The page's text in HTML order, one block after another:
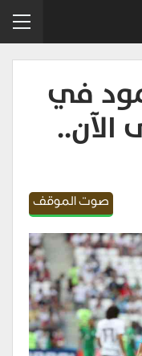
في
صوت الموقف